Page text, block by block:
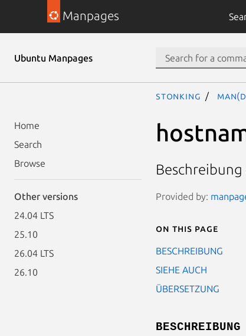
Manpages
Ubuntu Manpages
Home
Search
Browse
Other versions
24.04 LTS
25.10
26.04 LTS
26.10
stonking
Provided by:
On this page
BESCHREIBUNG
SIEHE AUCH
ÜBERSETZUNG
BESCHREIBUNG